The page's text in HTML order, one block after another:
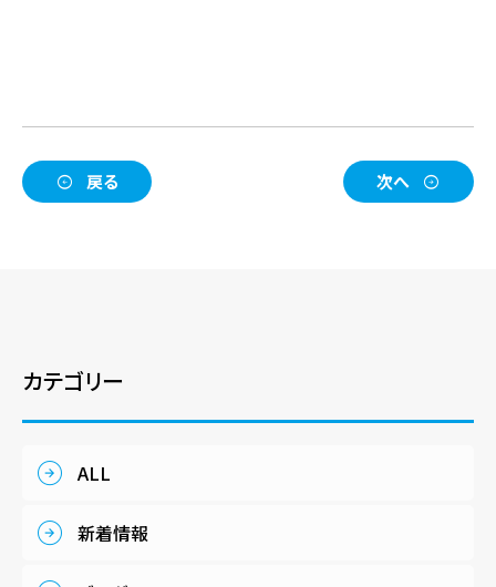
戻る 次へ
カテゴリー
ALL
新着情報